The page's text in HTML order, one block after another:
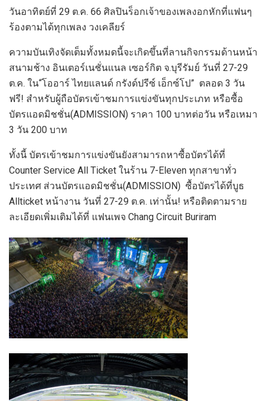
วันอาทิตย์ที่ 29 ต.ค. 66 ศิลปินร็อกเจ้าของเพลงอกหักที่แฟนๆ
ร้องตามได้ทุกเพลง วงเคลียร์
ความบันเทิงจัดเต็มทั้งหมดนี้จะเกิดขึ้นที่ลานกิจกรรมด้านหน้า
สนามช้าง อินเตอร์เนชั่นแนล เซอร์กิต จ.บุรีรัมย์ วันที่ 27-29
ต.ค. ใน“โออาร์ ไทยแลนด์ กรังด์ปรีซ์ เอ็กซ์โป” ตลอด 3 วัน
ฟรี! สำหรับผู้ถือบัตรเข้าชมการแข่งขันทุกประเภท หรือซื้อ
บัตรแอดมิชชั่น(ADMISSION) ราคา 100 บาทต่อวัน หรือเหมา
3 วัน 200 บาท
ทั้งนี้ บัตรเข้าชมการแข่งขันยังสามารถหาซื้อบัตรได้ที่
Counter Service All Ticket ในร้าน 7-Eleven ทุกสาขาทั่ว
ประเทศ ส่วนบัตรแอดมิชชั่น(ADMISSION) ซื้อบัตรได้ที่บูธ
Allticket หน้างาน วันที่ 27-29 ต.ค. เท่านั้น! หรือติดตามราย
ละเอียดเพิ่มเติมได้ที่ แฟนเพจ Chang Circuit Buriram